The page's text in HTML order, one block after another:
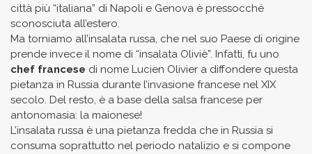
città più “italiana” di Napoli e Genova è pressocché
sconosciuta all’estero.
Ma torniamo all’insalata russa, che nel suo Paese di origine
prende invece il nome di “insalata Oliviè”. Infatti, fu uno
chef francese di nome Lucien Olivier a diffondere questa
pietanza in Russia durante l’invasione francese nel XIX
secolo. Del resto, è a base della salsa francese per
antonomasia: la maionese!
L’insalata russa è una pietanza fredda che in Russia si
consuma soprattutto nel periodo natalizio e si compone